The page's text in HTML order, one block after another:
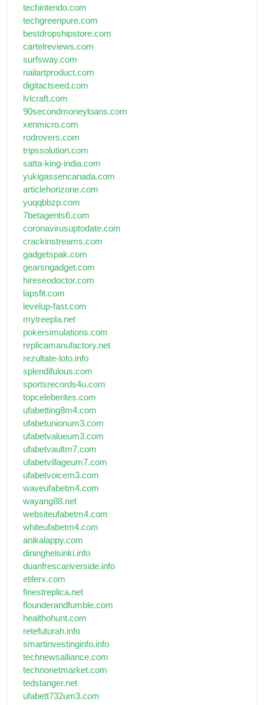
techintendo.com
techgreenpure.com
bestdropshipstore.com
cartelreviews.com
surfsway.com
nailartproduct.com
digitactseed.com
lvlcraft.com
90secondmoneyloans.com
xenmicro.com
rodrovers.com
tripssolution.com
satta-king-india.com
yukigassencanada.com
articlehorizone.com
yuqqbbzp.com
7betagents6.com
coronavirusuptodate.com
crackinstreams.com
gadgetspak.com
gearsngadget.com
hireseodoctor.com
lapsfit.com
levelup-fast.com
mytreepla.net
pokersimulations.com
replicamanufactory.net
rezultate-loto.info
splendifulous.com
sportsrecords4u.com
topceleberites.com
ufabetting8m4.com
ufabetunionum3.com
ufabetvalueum3.com
ufabetvaultm7.com
ufabetvillageum7.com
ufabetvoicem3.com
waveufabetm4.com
wayang88.net
websiteufabetm4.com
whiteufabetm4.com
anikalappy.com
dininghelsinki.info
duanfrescariverside.info
etilerx.com
finestreplica.net
flounderandfumble.com
healthohunt.com
retefuturah.info
smartinvestinginfo.info
technewsalliance.com
technonetmarket.com
tedstanger.net
ufabett732um3.com